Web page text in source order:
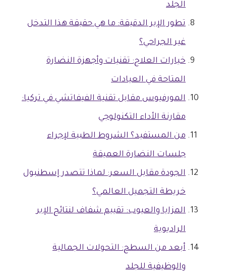
الجلد
تطور الإبر الدقيقة: ما هي حقيقة هذا التدخل
غير الجراحي؟
خيارات العلاج: تقنيات وأجهزة النضارة
المتاحة في العيادات
المورفيوس مقابل تقنية الفيفاتشي في تركيا:
مقارنة الأداء التكنولوجي
من المستفيد؟ الشروط الطبية لإجراء
جلسات النضارة العميقة
الجودة مقابل السعر: لماذا تتصدر إسطنبول
خريطة التجميل العالمي؟
المزايا والعيوب: تقييم شفاف لنتائج الإبر
الراديوية
أبعد من السطح: التحولات الجمالية
والوظيفية للجلد